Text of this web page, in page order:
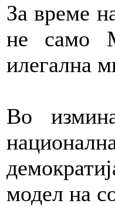
За време
не само
илегална
Во
модел на